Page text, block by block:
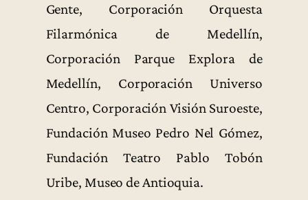
Gente, Corporación Orquesta
Filarmónica de Medellín,
Corporación Parque Explora de
Medellín, Corporación Universo
Centro, Corporación Visión Suroeste,
Fundación Museo Pedro Nel Gómez,
Fundación Teatro Pablo Tobón
Uribe, Museo de Antioquia.